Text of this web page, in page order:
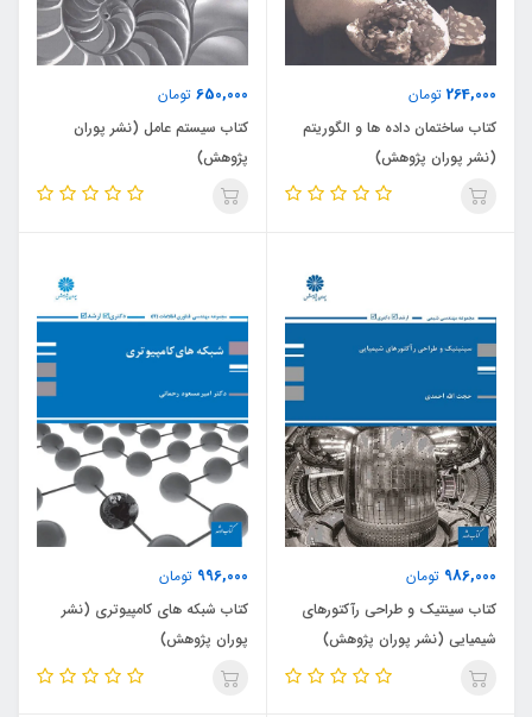
264,000 تومان
کتاب ساختمان داده ها و الگوریتم
(نشر پوران پژوهش)
650,000 تومان
کتاب سیستم عامل (نشر پوران
پژوهش)
986,000 تومان
کتاب سینتیک و طراحی رآکتورهای
شیمیایی (نشر پوران پژوهش)
996,000 تومان
کتاب شبکه های کامپیوتری (نشر
پوران پژوهش)